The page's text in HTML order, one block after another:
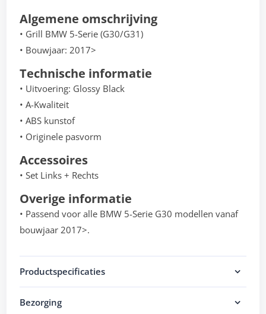
Algemene omschrijving
• Grill BMW 5-Serie (G30/G31)
• Bouwjaar: 2017>
Technische informatie
• Uitvoering: Glossy Black
• A-Kwaliteit
• ABS kunstof
• Originele pasvorm
Accessoires
• Set Links + Rechts
Overige informatie
• Passend voor alle BMW 5-Serie G30 modellen vanaf
bouwjaar 2017>.
Productspecificaties
Bezorging